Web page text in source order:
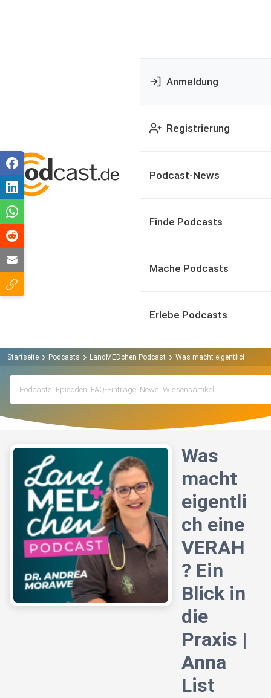
Anmeldung
Registrierung
Podcast-News
Finde Podcasts
Mache Podcasts
Erlebe Podcasts
Startseite Podcasts LandMEDchen Podcast Was macht eigentlich eine
Was
macht
eigentli
ch eine
VERAH
? Ein
Blick in
die
Praxis |
Anna
List